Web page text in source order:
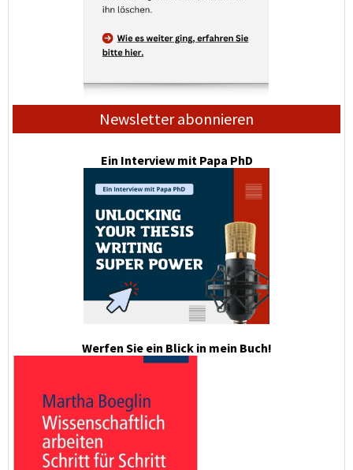
Newsletter abonnieren
Ein Interview mit Papa PhD
Werfen Sie ein Blick in mein Buch!